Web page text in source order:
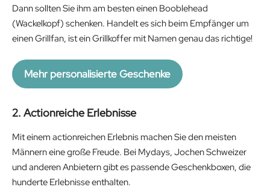
Dann sollten Sie ihm am besten einen Booblehead
(Wackelkopf) schenken. Handelt es sich beim Empfänger um
einen Grillfan, ist ein Grillkoffer mit Namen genau das richtige!
Mehr personalisierte Geschenke
2. Actionreiche Erlebnisse
Mit einem actionreichen Erlebnis machen Sie den meisten
Männern eine große Freude. Bei Mydays, Jochen Schweizer
und anderen Anbietern gibt es passende Geschenkboxen, die
hunderte Erlebnisse enthalten.